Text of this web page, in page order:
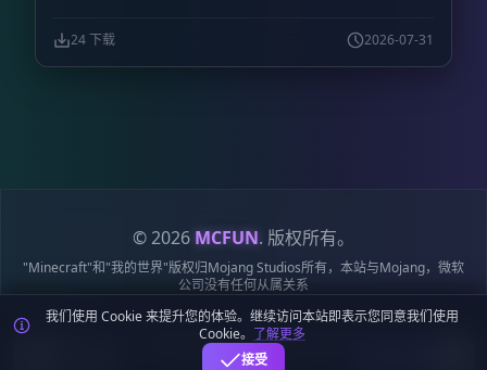
（Complementary Shaders）
的基础之上。原项目的
版权声明与许可证条款均被严格保留。
主要开发者：
ASCII 屏幕矩阵制作的社区成员。
24 下载 2026-07-31
© 2026 MCFUN. 版权所有。
"Minecraft"和"我的世界"版权归Mojang Studios所有，本站与Mojang，微软
公司没有任何从属关系
隐私
服务
Cookie 站点
地图
鄂ICP备
19018284号-6
鄂公网安备
麦块迷APP - 在这里总会找到你喜欢的MC基
我们使用 Cookie 来提升您的体验。继续访问本站即表示您同意我们使用
Cookie。 了解更多
接受